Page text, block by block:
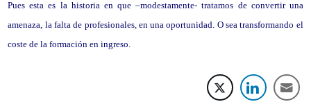
Pues esta es la historia en que –modestamente- tratamos de convertir una
amenaza, la falta de profesionales, en una oportunidad. O sea transformando el
coste de la formación en ingreso.